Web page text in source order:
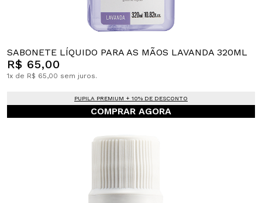
SABONETE LÍQUIDO PARA AS MÃOS LAVANDA 320ML
R$ 65,00
1x de R$ 65,00 sem juros.
PUPILA PREMIUM + 10% DE DESCONTO
COMPRAR AGORA